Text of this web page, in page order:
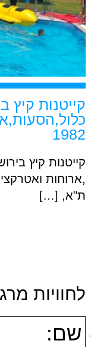
קייטנות קיץ
1982
קייטנות קיץ
,ארוחות
ת"א, […]
לחוויות